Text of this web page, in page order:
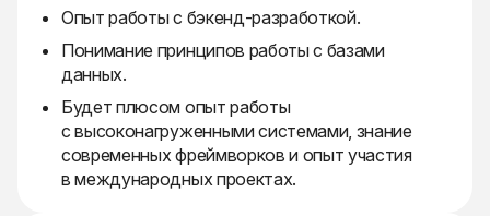
Опыт работы с бэкенд-разработкой.
Понимание принципов работы с базами
данных.
Будет плюсом опыт работы
с высоконагруженными системами, знание
современных фреймворков и опыт участия
в международных проектах.